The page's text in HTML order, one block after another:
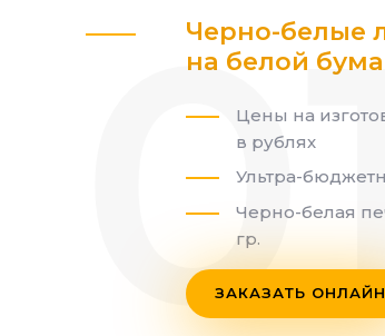
Черно-белые
на белой
Цены на
в рублях
Ультра-
Черно-белая
гр.
ЗАКАЗАТЬ ОНЛАЙН